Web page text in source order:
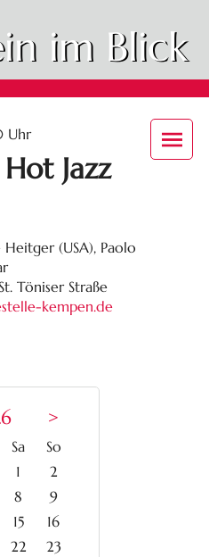
im Blick
Uhr
Jazz
(USA), Paolo
Töniser Straße
kempen.de
>
Samstag
Sonntag
1
2
8
9
15
16
22
23